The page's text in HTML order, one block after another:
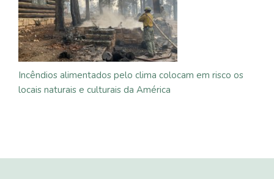
Incêndios alimentados pelo clima colocam em risco os
locais naturais e culturais da América